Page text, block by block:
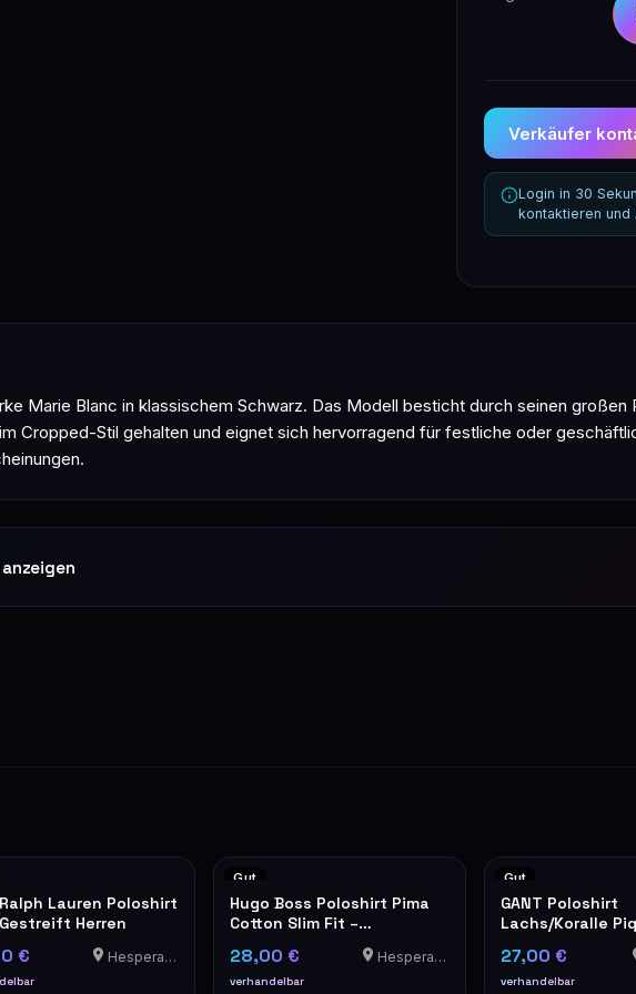
Verkäufer
Login in 30
kontaktieren und
Marie Blanc in klassischem Schwarz. Das Modell besticht durch seinen
Cropped-Stil gehalten und eignet sich hervorragend für festliche oder
Lauren Poloshirt
Herren
€ Hesperange
Gut
Hugo Boss Poloshirt Pima
Cotton Slim Fit –
28,00 €
verhandelbar
Hesperange
Gut
GANT Poloshirt
Lachs/Koralle
27,00 €
verhandelbar